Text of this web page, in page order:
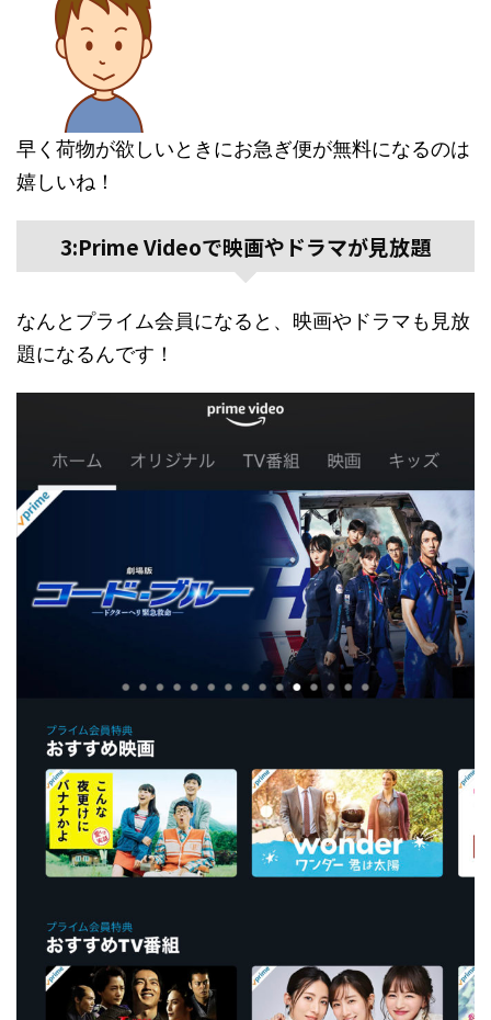
早く荷物が欲しいときにお急ぎ便が無料になるのは
嬉しいね！
3:Prime Videoで映画やドラマが見放題
なんとプライム会員になると、映画やドラマも見放
題になるんです！